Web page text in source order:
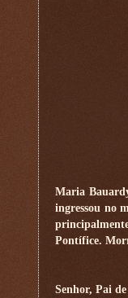
Maria
ingressou no
Pontífice.
Senhor, Pai